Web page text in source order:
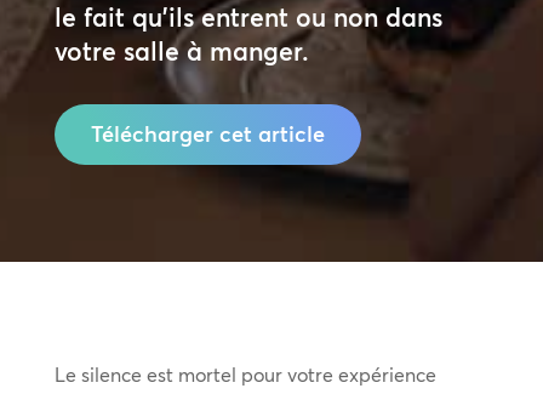
le fait qu’ils entrent ou non dans
votre salle à manger.
Télécharger cet article
Le silence est mortel pour votre expérience